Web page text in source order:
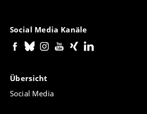
Social Media Kanäle
Übersicht
Social Media